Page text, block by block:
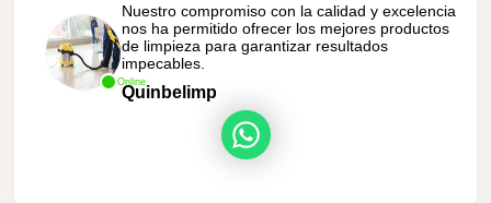
Online
Nuestro compromiso con la calidad y excelencia
nos ha permitido ofrecer los mejores productos
de limpieza para garantizar resultados
impecables.
Quinbelimp